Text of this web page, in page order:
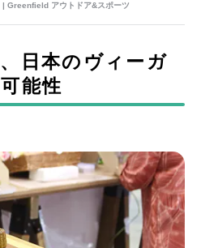
| Greenfield アウトドア&スポーツ
日本のヴィーガ
能性